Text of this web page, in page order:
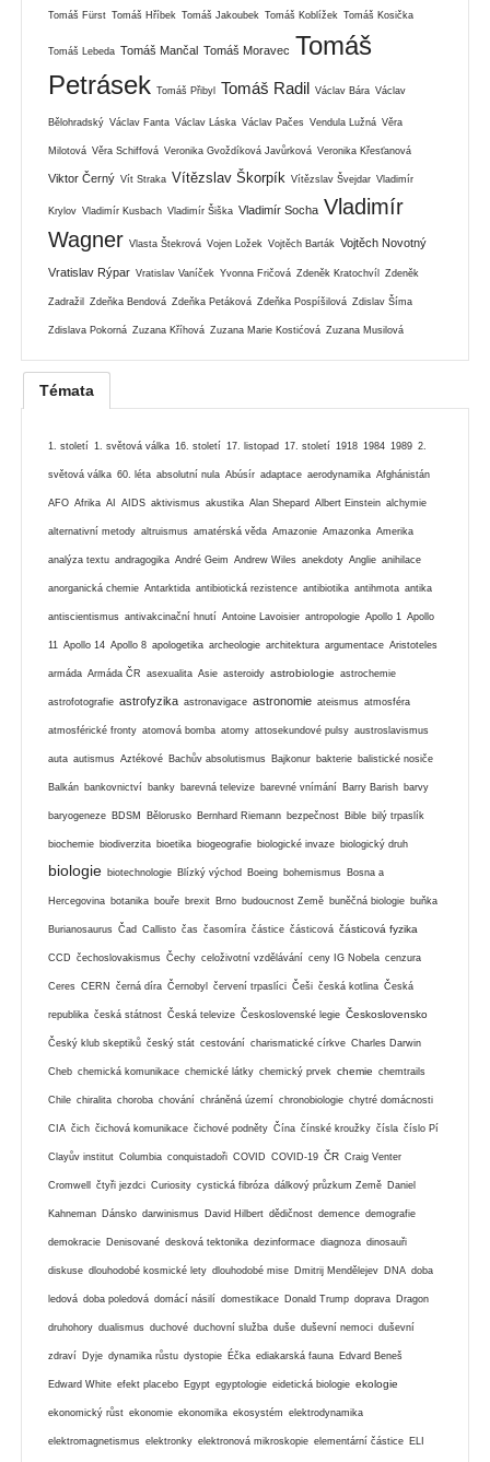
Tomáš Fürst Tomáš Hříbek Tomáš Jakoubek Tomáš Koblížek Tomáš Kosička
Tomáš Lebeda Tomáš Mančal Tomáš Moravec Tomáš
Petrásek Tomáš Přibyl Tomáš Radil Václav Bára Václav
Bělohradský Václav Fanta Václav Láska Václav Pačes Vendula Lužná Věra
Milotová Věra Schiffová Veronika Gvoždíková Javůrková Veronika Křesťanová
Viktor Černý Vít Straka Vítězslav Škorpík Vítězslav Švejdar Vladimír
Krylov Vladimír Kusbach Vladimír Šiška Vladimír Socha Vladimír
Wagner Vlasta Štekrová Vojen Ložek Vojtěch Barták Vojtěch Novotný
Vratislav Rýpar Vratislav Vaníček Yvonna Fričová Zdeněk Kratochvíl Zdeněk
Zadražil Zdeňka Bendová Zdeňka Petáková Zdeňka Pospíšilová Zdislav Šíma
Zdislava Pokorná Zuzana Kříhová Zuzana Marie Kostićová Zuzana Musilová
Témata
1. století 1. světová válka 16. století 17. listopad 17. století 1918 1984 1989 2.
světová válka 60. léta absolutní nula Abúsír adaptace aerodynamika Afghánistán
AFO Afrika AI AIDS aktivismus akustika Alan Shepard Albert Einstein alchymie
alternativní metody altruismus amatérská věda Amazonie Amazonka Amerika
analýza textu andragogika André Geim Andrew Wiles anekdoty Anglie anihilace
anorganická chemie Antarktida antibiotická rezistence antibiotika antihmota antika
antiscientismus antivakcinační hnutí Antoine Lavoisier antropologie Apollo 1 Apollo
11 Apollo 14 Apollo 8 apologetika archeologie architektura argumentace Aristoteles
armáda Armáda ČR asexualita Asie asteroidy astrobiologie astrochemie
astrofotografie astrofyzika astronavigace astronomie ateismus atmosféra
atmosférické fronty atomová bomba atomy attosekundové pulsy austroslavismus
auta autismus Aztékové Bachův absolutismus Bajkonur bakterie balistické nosiče
Balkán bankovnictví banky barevná televize barevné vnímání Barry Barish barvy
baryogeneze BDSM Bělorusko Bernhard Riemann bezpečnost Bible bilý trpaslík
biochemie biodiverzita bioetika biogeografie biologické invaze biologický druh
biologie biotechnologie Blízký východ Boeing bohemismus Bosna a
Hercegovina botanika bouře brexit Brno budoucnost Země buněčná biologie buňka
Burianosaurus Čad Callisto čas časomíra částice částicová částicová fyzika
CCD čechoslovakismus Čechy celoživotní vzdělávání ceny IG Nobela cenzura
Ceres CERN černá díra Černobyl červení trpaslíci Češi česká kotlina Česká
republika česká státnost Česká televize Československé legie Československo
Český klub skeptiků český stát cestování charismatické církve Charles Darwin
Cheb chemická komunikace chemické látky chemický prvek chemie chemtrails
Chile chiralita choroba chování chráněná území chronobiologie chytré domácnosti
CIA čich čichová komunikace čichové podněty Čína čínské kroužky čísla číslo Pí
Clayův institut Columbia conquistadoři COVID COVID-19 ČR Craig Venter
Cromwell čtyři jezdci Curiosity cystická fibróza dálkový průzkum Země Daniel
Kahneman Dánsko darwinismus David Hilbert dědičnost demence demografie
demokracie Denisované desková tektonika dezinformace diagnoza dinosauři
diskuse dlouhodobé kosmické lety dlouhodobé mise Dmitrij Mendělejev DNA doba
ledová doba poledová domácí násilí domestikace Donald Trump doprava Dragon
druhohory dualismus duchové duchovní služba duše duševní nemoci duševní
zdraví Dyje dynamika růstu dystopie Éčka ediakarská fauna Edvard Beneš
Edward White efekt placebo Egypt egyptologie eidetická biologie ekologie
ekonomický růst ekonomie ekonomika ekosystém elektrodynamika
elektromagnetismus elektronky elektronová mikroskopie elementární částice ELI